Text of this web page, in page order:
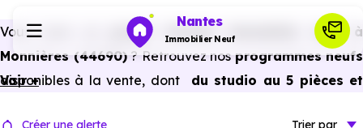
Nantes
Immobilier Neuf
Vous avez un
projet d’achat immobilier neuf à
Monnières (44690)? Retrouvez nos programmes neufs
disponibles à la vente, dont
du studio au 5 pièces et
Voir +
Créer une alerte Trier par